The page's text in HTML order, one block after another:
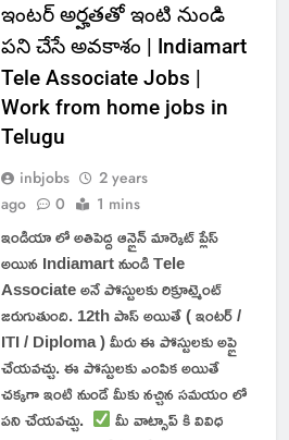
ఇంటర్ అర్హతతో ఇంటి నుండి
పని చేసే అవకాశం | Indiamart
Tele Associate Jobs |
Work from home jobs in
Telugu
inbjobs
2 years
ago
0 1 mins
ఇండియా లో అతిపెద్ద ఆన్లైన్ మార్కెట్ ప్లేస్
అయిన Indiamart నుండి Tele
Associate అనే పోస్టులకు రిక్రూట్మెంట్
జరుగుతుంది. 12th పాస్ అయితే ( ఇంటర్ /
ITI / Diploma ) మీరు ఈ పోస్టులకు అప్లై
చేయవచ్చు. ఈ పోస్టులకు ఎంపిక అయితే
చక్కగా ఇంటి నుండే మీకు నచ్చిన సమయం లో
పని చేయవచ్చు.
మీ వాట్సాప్ కి వివిధ